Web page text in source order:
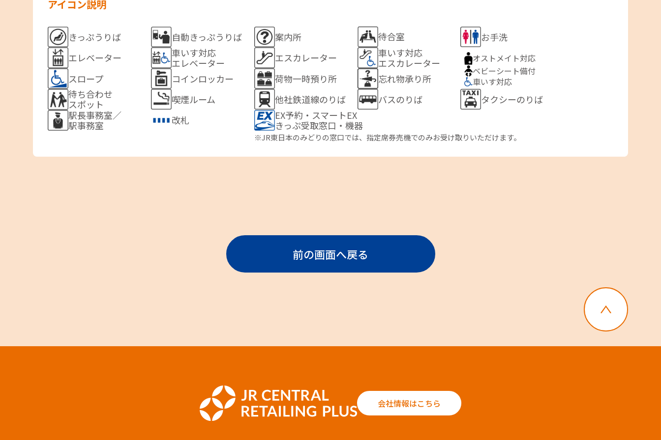
アイコン説明
きっぷうりば 自動きっぷうりば 案内所 待合室 お手洗
オストメイト対応
ベビーシート備付
車いす対応
エレベーター
車いす対応
エレベーター
エスカレーター
車いす対応
エスカレーター
スロープ
コインロッカー 荷物一時預り所
忘れ物承り所
待ち合わせ
スポット
喫煙ルーム 他社鉄道線のりば バスのりば
タクシーのりば
駅長事務室／
駅事務室
改札
EX予約・スマートEX
きっぷ受取窓口・機器
※JR東日本のみどりの窓口では、指定席券売機でのみお受け取りいただけます。
前の画面へ戻る
会社情報はこちら